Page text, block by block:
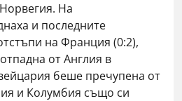
На
и последните
на Франция (0:2),
от Англия в
беше пречупена от
и Колумбия също си